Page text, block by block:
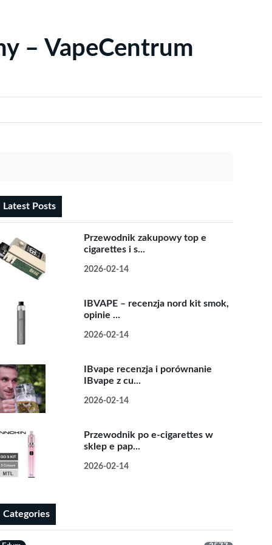
– VapeCentrum
Latest Posts
Przewodnik zakupowy top e
cigarettes i s...
2026-02-14
IBVAPE – recenzja nord kit smok,
opinie ...
2026-02-14
IBvape recenzja i porównanie
IBvape z cu...
2026-02-14
Przewodnik po e-cigarettes w
sklep e pap...
2026-02-14
Categories